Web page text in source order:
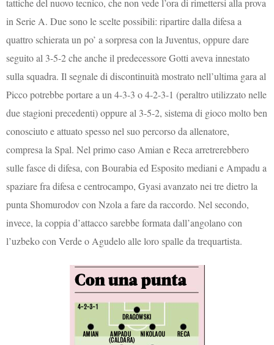
tattiche del nuovo tecnico, che non vede l’ora di rimettersi alla prova
in Serie A. Due sono le scelte possibili: ripartire dalla difesa a
quattro schierata un po’ a sorpresa con la Juventus, oppure dare
seguito al 3-5-2 che anche il predecessore Gotti aveva innestato
sulla squadra. Il segnale di discontinuità mostrato nell’ultima gara al
Picco potrebbe portare a un 4-3-3 o 4-2-3-1 (peraltro utilizzato nelle
due stagioni precedenti) oppure al 3-5-2, sistema di gioco molto ben
conosciuto e attuato spesso nel suo percorso da allenatore,
compresa la Spal. Nel primo caso Amian e Reca arretrerebbero
sulle fasce di difesa, con Bourabia ed Esposito mediani e Ampadu a
spaziare fra difesa e centrocampo, Gyasi avanzato nei tre dietro la
punta Shomurodov con Nzola a fare da raccordo. Nel secondo,
invece, la coppia d’attacco sarebbe formata dall’angolano con
l’uzbeko con Verde o Agudelo alle loro spalle da trequartista.